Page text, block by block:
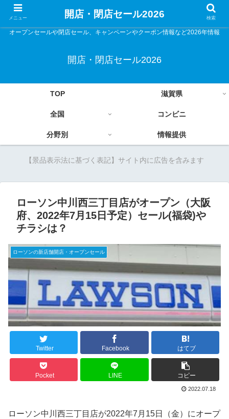
オープンセールや閉店セール、キャンペーンやクーポン情報など2026年情報
開店・閉店セール2026
TOP 滋賀県
全国 コンビニ
分野別 情報提供
【景品表示法に基づく表記】サイト内に広告を含みます
ローソン中川西三丁目店がオープン（大阪
府、2022年7月15日予定）セール(福袋)や
チラシは？
ローソンの新店舗開店・オープンセール
Twitter Facebook はてブ
Pocket LINE コピー
2022.07.18
ローソン中川西三丁目店が2022年7月15日（金）にオープ
メニュー 開店・閉店セール2026 検索